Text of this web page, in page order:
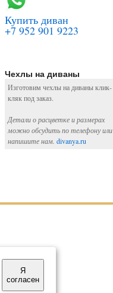
Купить диван
+7 952 901 9223
Чехлы на диваны
Изготовим чехлы на диваны клик-
кляк под заказ.
Детали о расцветке и размерах
можно обсудить по телефону или
напишите нам. divanya.ru
Я
согласен